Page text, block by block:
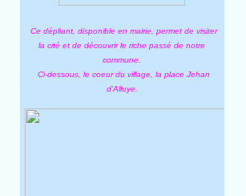
Ce dépliant, disponible en mairie, permet de visiter
la cité et de découvrir le riche passé de notre
commune.
Ci-dessous, le coeur du village, la place Jehan
d'Alluye.